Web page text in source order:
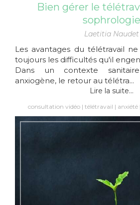
Bien gérer le
sophrologie
Laetitia Naudet
Les avantages du télétravail
toujours les difficultés qu'il
Dans un contexte
anxiogène, le retour au télétra...
Lire la suite...
consultation vidéo télétravail anxiété